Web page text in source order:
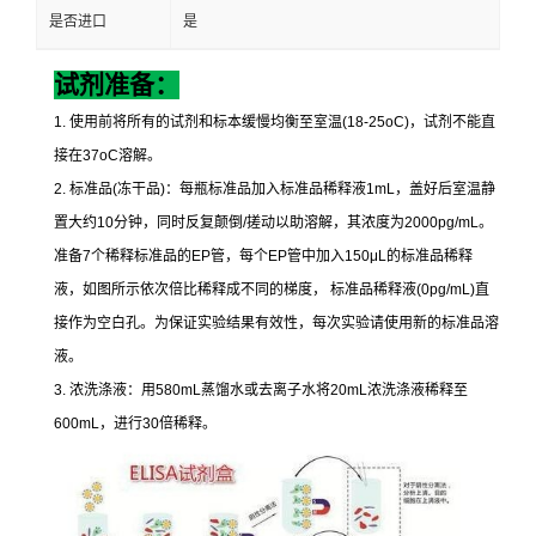
是否进口 是
试剂准备：
1. 使用前将所有的试剂和标本缓慢均衡至室温(18-25oC)，试剂不能直
接在37oC溶解。
2. 标准品(冻干品)：每瓶标准品加入标准品稀释液1mL，盖好后室温静
置大约10分钟，同时反复颠倒/搓动以助溶解，其浓度为2000pg/mL。
准备7个稀释标准品的EP管，每个EP管中加入150μL的标准品稀释
液，如图所示依次倍比稀释成不同的梯度，
标准品稀释液(0pg/mL)直
接作为空白孔。为保证实验结果有效性，每次实验请使用新的标准品溶
液。
3. 浓洗涤液：用580mL蒸馏水或去离子水将20mL浓洗涤液稀释至
600mL，进行30倍稀释。